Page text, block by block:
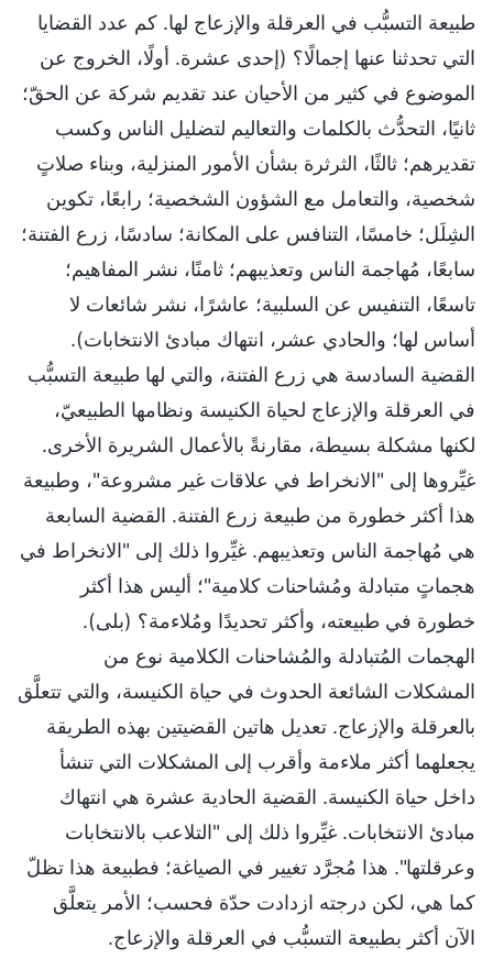
طبيعة التسبُّب في العرقلة والإزعاج لها. كم عدد القضايا
التي تحدثنا عنها إجمالًا؟ (إحدى عشرة. أولًا، الخروج عن
الموضوع في كثير من الأحيان عند تقديم شركة عن الحقّ؛
ثانيًا، التحدُّث بالكلمات والتعاليم لتضليل الناس وكسب
تقديرهم؛ ثالثًا، الثرثرة بشأن الأمور المنزلية، وبناء صلاتٍ
شخصية، والتعامل مع الشؤون الشخصية؛ رابعًا، تكوين
الشِلَل؛ خامسًا، التنافس على المكانة؛ سادسًا، زرع الفتنة؛
سابعًا، مُهاجمة الناس وتعذيبهم؛ ثامنًا، نشر المفاهيم؛
تاسعًا، التنفيس عن السلبية؛ عاشرًا، نشر شائعات لا
أساس لها؛ والحادي عشر، انتهاك مبادئ الانتخابات).
القضية السادسة هي زرع الفتنة، والتي لها طبيعة التسبُّب
في العرقلة والإزعاج لحياة الكنيسة ونظامها الطبيعيّ،
لكنها مشكلة بسيطة، مقارنةً بالأعمال الشريرة الأخرى.
غيِّروها إلى "الانخراط في علاقات غير مشروعة"، وطبيعة
هذا أكثر خطورة من طبيعة زرع الفتنة. القضية السابعة
هي مُهاجمة الناس وتعذيبهم. غيِّروا ذلك إلى "الانخراط في
هجماتٍ متبادلة ومُشاحنات كلامية"؛ أليس هذا أكثر
خطورة في طبيعته، وأكثر تحديدًا ومُلاءمة؟ (بلى).
الهجمات المُتبادلة والمُشاحنات الكلامية نوع من
المشكلات الشائعة الحدوث في حياة الكنيسة، والتي تتعلَّق
بالعرقلة والإزعاج. تعديل هاتين القضيتين بهذه الطريقة
يجعلهما أكثر ملاءمة وأقرب إلى المشكلات التي تنشأ
داخل حياة الكنيسة. القضية الحادية عشرة هي انتهاك
مبادئ الانتخابات. غيِّروا ذلك إلى "التلاعب بالانتخابات
وعرقلتها". هذا مُجرَّد تغيير في الصياغة؛ فطبيعة هذا تظلّ
كما هي، لكن درجته ازدادت حدّة فحسب؛ الأمر يتعلَّق
الآن أكثر بطبيعة التسبُّب في العرقلة والإزعاج.